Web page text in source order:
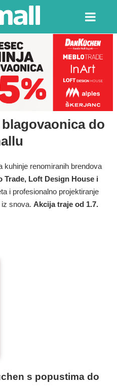
do
kuhinje renomiranih brendova
Trade, Loft Design House i
i profesionalno projektiranje
snova. Akcija traje od 1.7.
s popustima do